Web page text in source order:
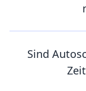
Sind